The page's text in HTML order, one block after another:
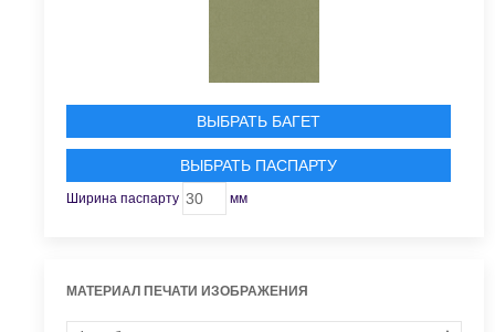
ВЫБРАТЬ БАГЕТ
ВЫБРАТЬ ПАСПАРТУ
Ширина паспарту мм
МАТЕРИАЛ ПЕЧАТИ ИЗОБРАЖЕНИЯ